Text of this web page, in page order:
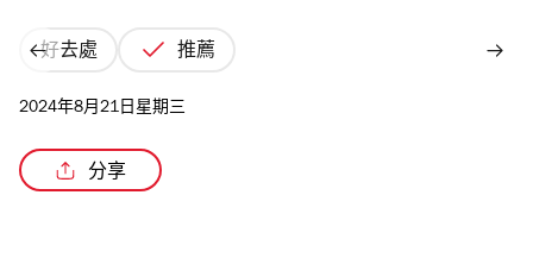
好去處 推薦
2024年8月21日星期三
分享